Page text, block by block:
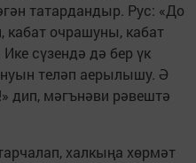
татардандыр. Рус: «До
кабат очрашуны, кабат
сүзендә дә бер үк
теләп аерылышу. Ә
дип, мәгънәви рәвештә
халкыңа хөрмәт